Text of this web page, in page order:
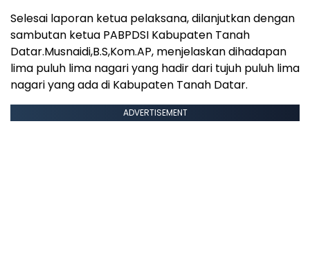
Selesai laporan ketua pelaksana, dilanjutkan dengan
sambutan ketua PABPDSI Kabupaten Tanah
Datar.Musnaidi,B.S,Kom.AP, menjelaskan dihadapan
lima puluh lima nagari yang hadir dari tujuh puluh lima
nagari yang ada di Kabupaten Tanah Datar.
ADVERTISEMENT